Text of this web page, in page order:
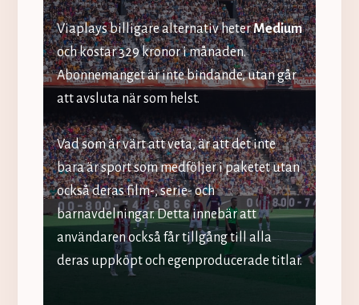
Viaplays billigare alternativ heterMedium
och kostar 329 kronor i månaden.
Abonnemanget är inte bindande, utan går
att avsluta när som helst.
Vad som är värt att veta, är att det inte
bara är sport som medföljer i paketet utan
också deras film-, serie- och
barnavdelningar. Detta innebär att
användaren också får tillgång till alla
deras uppköpt och egenproducerade titlar.